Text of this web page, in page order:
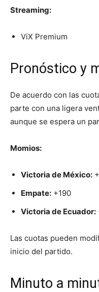
Streaming:
ViX Premium
Pronóstico y
De acuerdo con las
parte con una ligera
aunque se espera un
Momios:
Victoria de México:
Empate: +190
Victoria de Ecuador:
Las cuotas pueden
inicio del partido.
Minuto a